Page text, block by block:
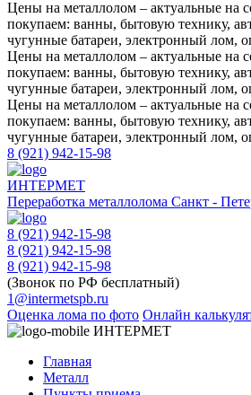
Цены на металлолом – актуальные на
покупаем: ванны, бытовую технику,
чугунные батареи, электронный лом,
Цены на металлолом – актуальные на
покупаем: ванны, бытовую технику,
чугунные батареи, электронный лом,
Цены на металлолом – актуальные на
покупаем: ванны, бытовую технику,
чугунные батареи, электронный лом,
8 (921) 942-15-98
ИНТЕРМЕТ
Переработка металлолома Санкт -
8 (921) 942-15-98
8 (921) 942-15-98
8 (921) 942-15-98
(Звонок по РФ бесплатный)
1@intermetspb.ru
Оценка лома по фото Онлайн
ИНТЕРМЕТ
Главная
Металл